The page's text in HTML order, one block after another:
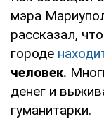
мэра
рассказал,
городе
человек.
денег и
гуманитарки.